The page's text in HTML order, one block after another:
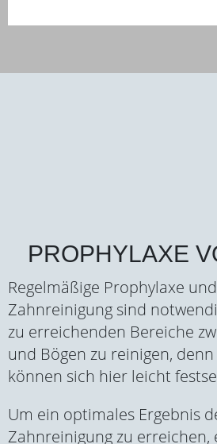
PROPHYLAXE
Regelmäßige Prophylaxe
Zahnreinigung sind
zu erreichenden Bereiche
und Bögen zu reinigen, denn
können sich hier leicht
Um ein optimales Ergebnis
Zahnreinigung zu